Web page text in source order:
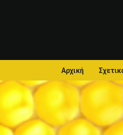
Αρχική